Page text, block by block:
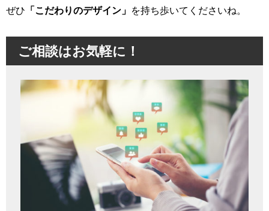
ぜひ 「こだわりのデザイン」 を持ち歩いてくださいね。
ご相談はお気軽に！